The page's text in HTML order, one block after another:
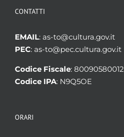
CONTATTI
EMAIL: as-to@cultura.gov.it
PEC: as-to@pec.cultura.gov.it
Codice Fiscale: 80090580012
Codice IPA: N9Q5OE
ORARI